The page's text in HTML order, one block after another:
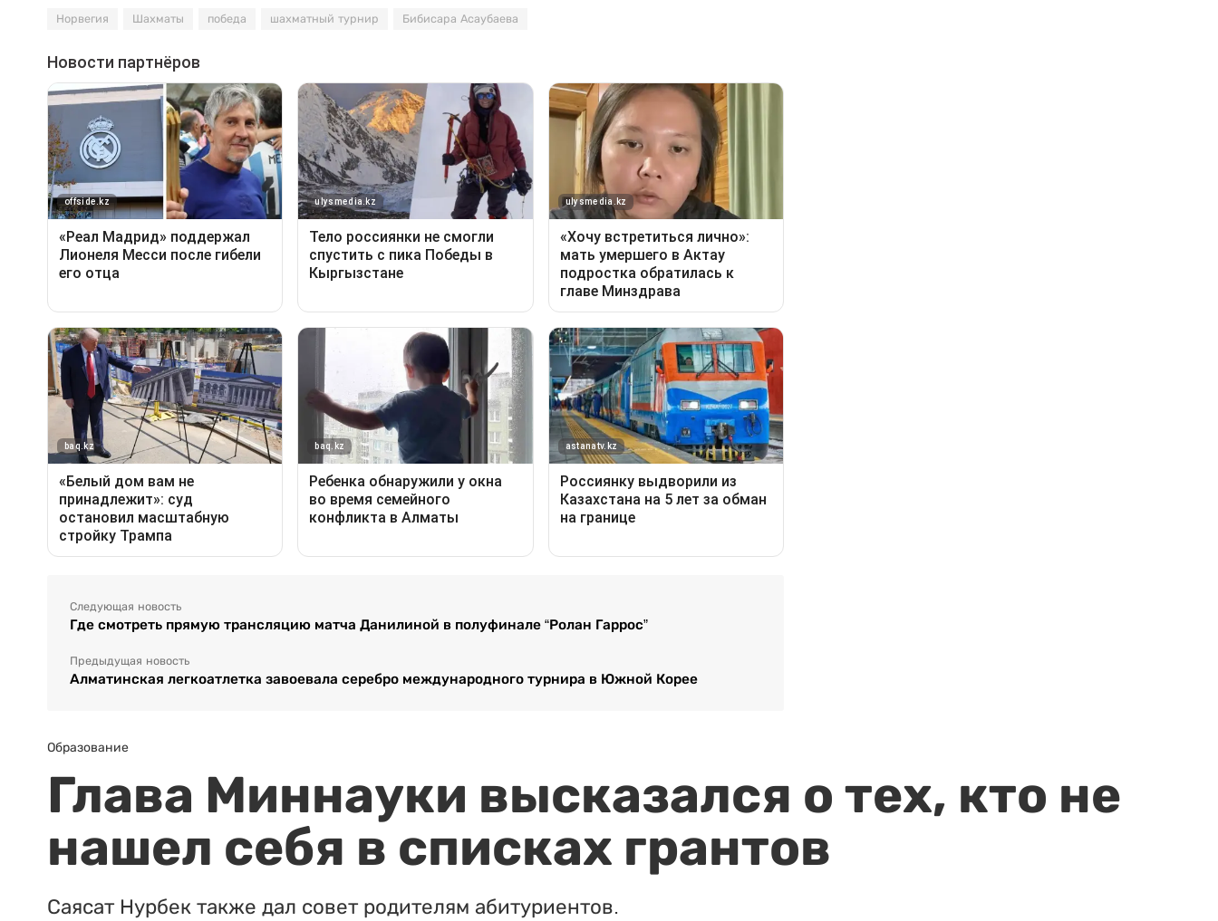
Норвегия Шахматы победа шахматный турнир Бибисара Асаубаева
Следующая новость
Где смотреть прямую трансляцию матча Данилиной в полуфинале “Ролан Гаррос”
Предыдущая новость
Алматинская легкоатлетка завоевала серебро международного турнира в Южной Корее
Образование
Глава Миннауки высказался о тех, кто не
нашел себя в списках грантов
Саясат Нурбек также дал совет родителям абитуриентов.